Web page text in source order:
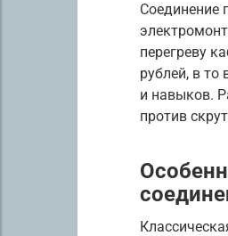
Соединение
перегреву
рублей, в то
и навыков.
против